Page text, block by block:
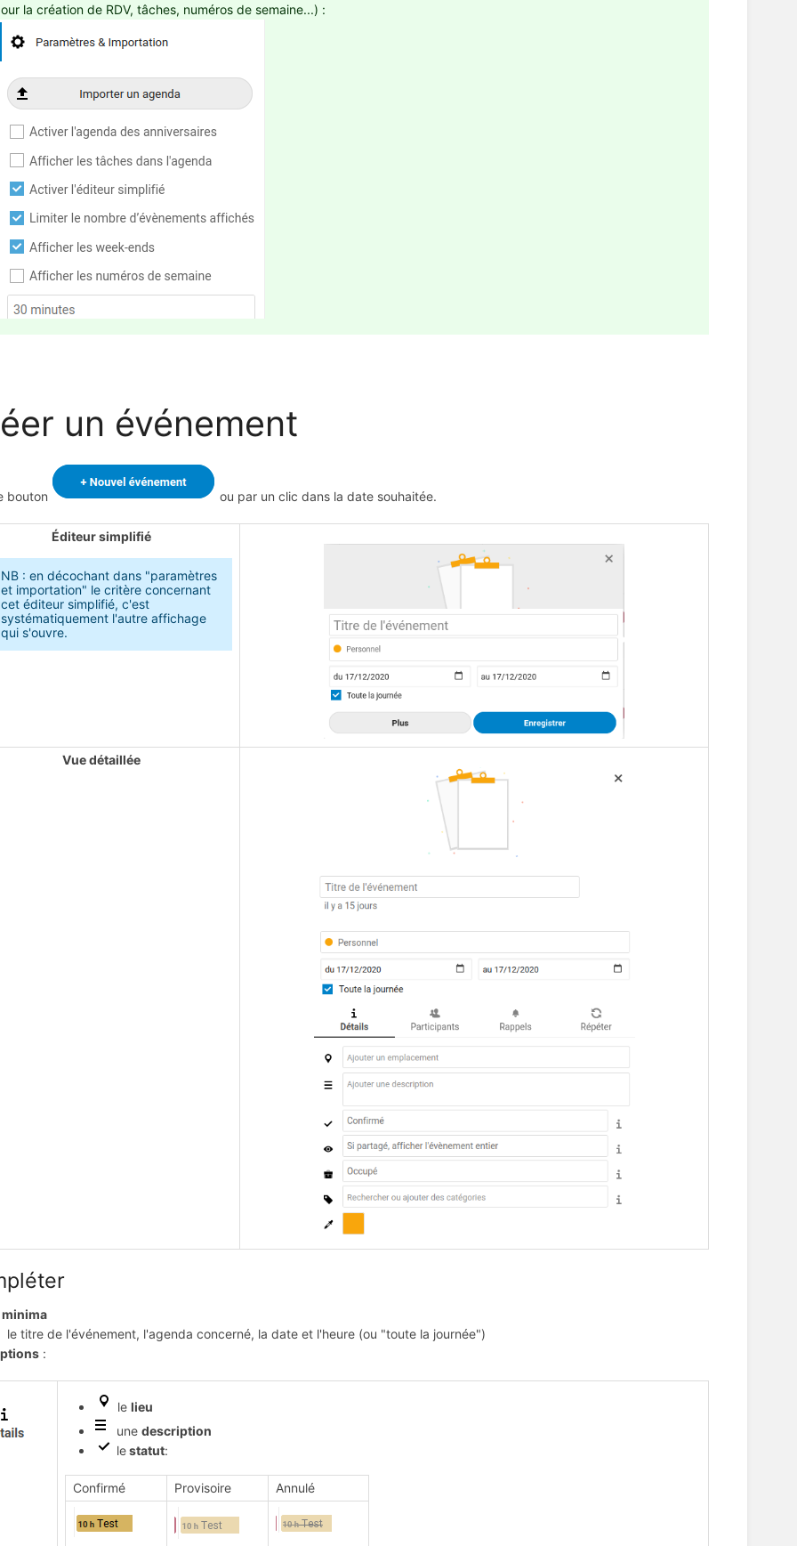
la création de RDV, tâches, numéros de semaine...) :
un événement
bouton ou par un clic dans la date souhaitée.
Éditeur simplifié
NB : en décochant dans "paramètres
et importation" le critère concernant
cet éditeur simplifié, c'est
systématiquement l'autre affichage
qui s'ouvre.
Vue détaillée
minima
le titre de l'événement, l'agenda concerné, la date et l'heure (ou "toute la journée")
:
le lieu
une description
lestatut:
Confirmé Provisoire Annulé